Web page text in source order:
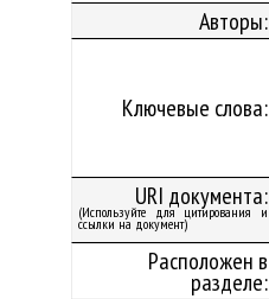
Авторы:
Ключевые слова:
URI документа:
(Используйте для цитирования и
ссылки на документ)
Расположен в
разделе: